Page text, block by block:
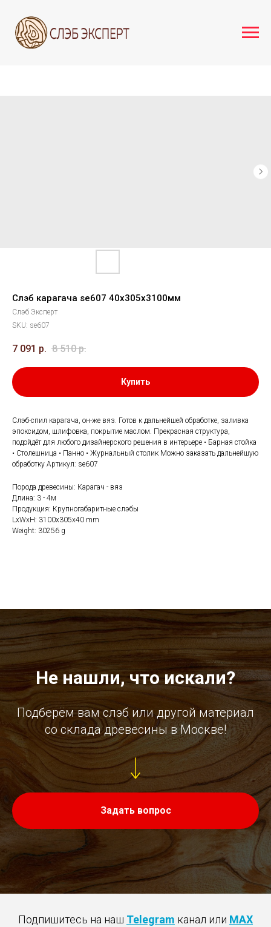
Слэб карагача se607 40х305х3100мм
Слэб Эксперт
SKU: se607
7 091 р. 8 510 р.
Купить
Слэб-спил карагача, он-же вяз. Готов к дальнейшей обработке, заливка
эпоксидом, шлифовка, покрытие маслом. Прекрасная структура,
подойдёт для любого дизайнерского решения в интерьере • Барная стойка
• Столешница • Панно • Журнальный столик Можно заказать дальнейшую
обработку Артикул: se607
Порода древесины: Карагач - вяз
Длина: 3 - 4м
Продукция: Крупногабаритные слэбы
LxWxH: 3100x305x40 mm
Weight: 30256 g
Не нашли, что искали?
Подберём вам слэб или другой материал
со склада древесины в Москве!
Задать вопрос
Подпишитесь на наш Telegram канал или MAX